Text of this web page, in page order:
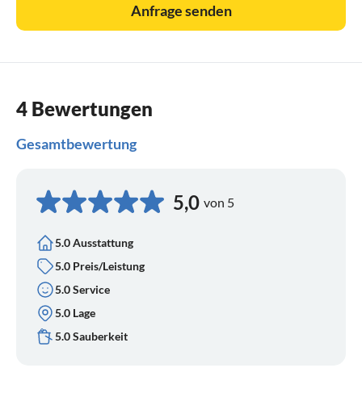
Anfrage senden
4 Bewertungen
Gesamtbewertung
5,0 von 5
5.0 Ausstattung
5.0 Preis/Leistung
5.0 Service
5.0 Lage
5.0 Sauberkeit